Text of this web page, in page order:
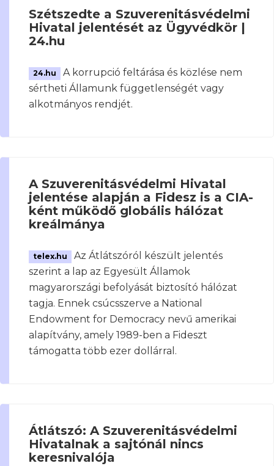
Szétszedte a Szuverenitásvédelmi
Hivatal jelentését az Ügyvédkör |
24.hu
24.hu
A korrupció feltárása és közlése nem
sértheti Államunk függetlenségét vagy
alkotmányos rendjét.
A Szuverenitásvédelmi Hivatal
jelentése alapján a Fidesz is a CIA-
ként működő globális hálózat
kreálmánya
telex.hu
Az Átlátszóról készült jelentés
szerint a lap az Egyesült Államok
magyarországi befolyását biztosító hálózat
tagja. Ennek csúcsszerve a National
Endowment for Democracy nevű amerikai
alapítvány, amely 1989-ben a Fideszt
támogatta több ezer dollárral.
Átlátszó: A Szuverenitásvédelmi
Hivatalnak a sajtónál nincs
keresnivalója